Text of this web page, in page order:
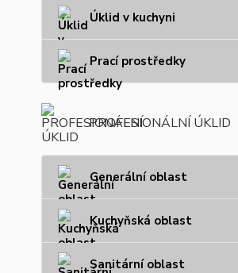
Úklid v kuchyni
Prací prostředky
PROFESIONÁLNÍ ÚKLID
Generální oblast
Kuchyňská oblast
Sanitární oblast